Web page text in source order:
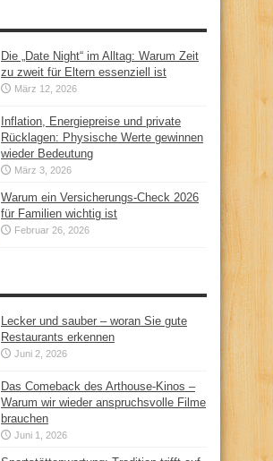
Die „Date Night“ im Alltag: Warum Zeit
zu zweit für Eltern essenziell ist
März 12, 2026
Inflation, Energiepreise und private
Rücklagen: Physische Werte gewinnen
wieder Bedeutung
März 3, 2026
Warum ein Versicherungs-Check 2026
für Familien wichtig ist
Februar 26, 2026
Lecker und sauber – woran Sie gute
Restaurants erkennen
Juni 2, 2026
Das Comeback des Arthouse-Kinos –
Warum wir wieder anspruchsvolle Filme
brauchen
Juni 1, 2026